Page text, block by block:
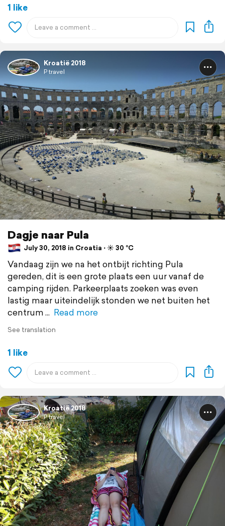
1 like
Kroatië 2018
P travel
Dagje naar Pula
July 30, 2018 in Croatia ⋅ ☀️ 30 °C
Vandaag zijn we na het ontbijt richting Pula
gereden, dit is een grote plaats een uur vanaf de
camping rijden. Parkeerplaats zoeken was even
lastig maar uiteindelijk stonden we net buiten het
centrum
Read more
See translation
1 like
Kroatië 2018
P travel